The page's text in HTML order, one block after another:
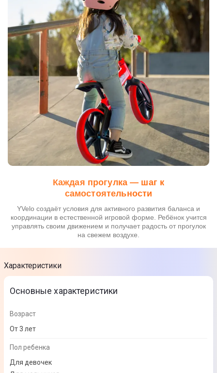
Каждая прогулка — шаг к
самостоятельности
YVelo создаёт условия для активного развития баланса и
координации в естественной игровой форме. Ребёнок учится
управлять своим движением и получает радость от прогулок
на свежем воздухе.
Характеристики
Основные характеристики
Возраст
От 3 лет
Пол ребенка
Для девочек